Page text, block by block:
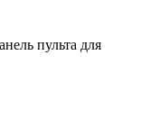
пульта для